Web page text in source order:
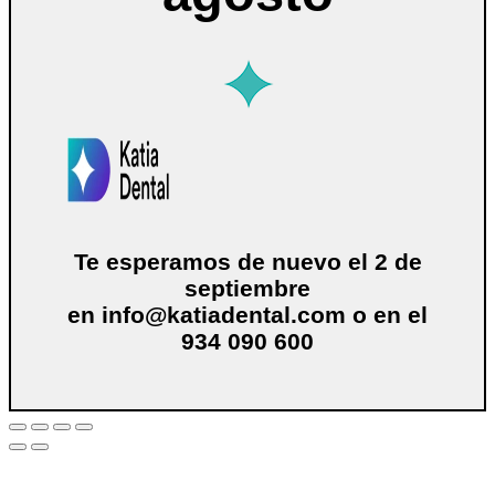
Te esperamos de nuevo el 2 de
septiembre
en info@katiadental.com o en el
934 090 600